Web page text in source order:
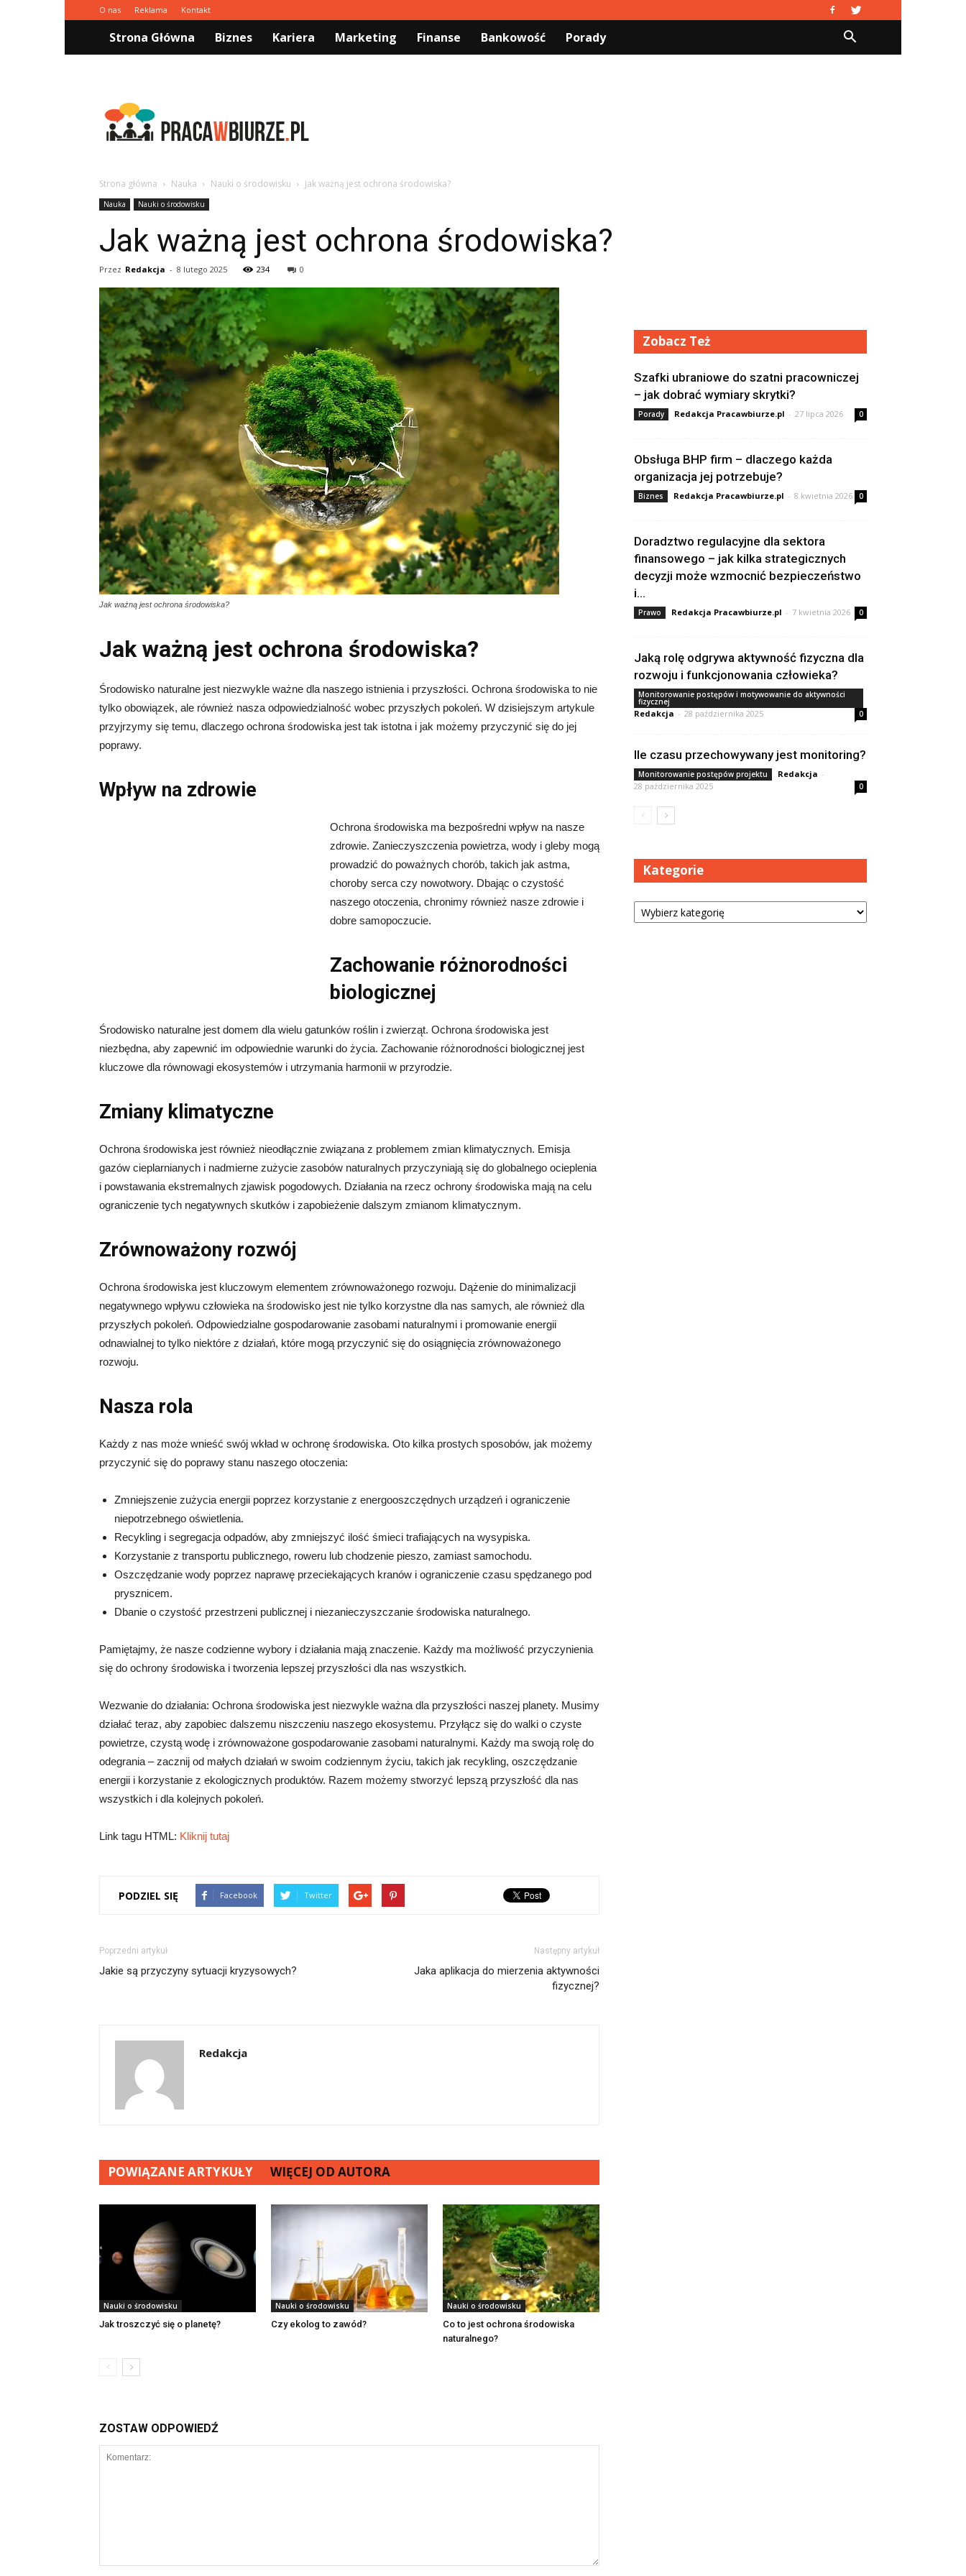
O nas Reklama Kontakt
Strona Główna Biznes Kariera Marketing Finanse Bankowość Porady
Strona główna Nauka Nauki o środowisku Jak ważną jest ochrona środowiska?
Nauka Nauki o środowisku
Jak ważną jest ochrona środowiska?
Przez Redakcja - 8 lutego 2025 234 0
Jak ważną jest ochrona środowiska?
Jak ważną jest ochrona środowiska?
Środowisko naturalne jest niezwykle ważne dla naszego istnienia i przyszłości. Ochrona środowiska to nie
tylko obowiązek, ale również nasza odpowiedzialność wobec przyszłych pokoleń. W dzisiejszym artykule
przyjrzymy się temu, dlaczego ochrona środowiska jest tak istotna i jak możemy przyczynić się do jej
poprawy.
Wpływ na zdrowie
Ochrona środowiska ma bezpośredni wpływ na nasze
zdrowie. Zanieczyszczenia powietrza, wody i gleby mogą
prowadzić do poważnych chorób, takich jak astma,
choroby serca czy nowotwory. Dbając o czystość
naszego otoczenia, chronimy również nasze zdrowie i
dobre samopoczucie.
Zachowanie różnorodności
biologicznej
Środowisko naturalne jest domem dla wielu gatunków roślin i zwierząt. Ochrona środowiska jest
niezbędna, aby zapewnić im odpowiednie warunki do życia. Zachowanie różnorodności biologicznej jest
kluczowe dla równowagi ekosystemów i utrzymania harmonii w przyrodzie.
Zmiany klimatyczne
Ochrona środowiska jest również nieodłącznie związana z problemem zmian klimatycznych. Emisja
gazów cieplarnianych i nadmierne zużycie zasobów naturalnych przyczyniają się do globalnego ocieplenia
i powstawania ekstremalnych zjawisk pogodowych. Działania na rzecz ochrony środowiska mają na celu
ograniczenie tych negatywnych skutków i zapobieżenie dalszym zmianom klimatycznym.
Zrównoważony rozwój
Ochrona środowiska jest kluczowym elementem zrównoważonego rozwoju. Dążenie do minimalizacji
negatywnego wpływu człowieka na środowisko jest nie tylko korzystne dla nas samych, ale również dla
przyszłych pokoleń. Odpowiedzialne gospodarowanie zasobami naturalnymi i promowanie energii
odnawialnej to tylko niektóre z działań, które mogą przyczynić się do osiągnięcia zrównoważonego
rozwoju.
Nasza rola
Każdy z nas może wnieść swój wkład w ochronę środowiska. Oto kilka prostych sposobów, jak możemy
przyczynić się do poprawy stanu naszego otoczenia:
Zmniejszenie zużycia energii poprzez korzystanie z energooszczędnych urządzeń i ograniczenie
niepotrzebnego oświetlenia.
Recykling i segregacja odpadów, aby zmniejszyć ilość śmieci trafiających na wysypiska.
Korzystanie z transportu publicznego, roweru lub chodzenie pieszo, zamiast samochodu.
Oszczędzanie wody poprzez naprawę przeciekających kranów i ograniczenie czasu spędzanego pod
prysznicem.
Dbanie o czystość przestrzeni publicznej i niezanieczyszczanie środowiska naturalnego.
Pamiętajmy, że nasze codzienne wybory i działania mają znaczenie. Każdy ma możliwość przyczynienia
się do ochrony środowiska i tworzenia lepszej przyszłości dla nas wszystkich.
Wezwanie do działania: Ochrona środowiska jest niezwykle ważna dla przyszłości naszej planety. Musimy
działać teraz, aby zapobiec dalszemu niszczeniu naszego ekosystemu. Przyłącz się do walki o czyste
powietrze, czystą wodę i zrównoważone gospodarowanie zasobami naturalnymi. Każdy ma swoją rolę do
odegrania – zacznij od małych działań w swoim codziennym życiu, takich jak recykling, oszczędzanie
energii i korzystanie z ekologicznych produktów. Razem możemy stworzyć lepszą przyszłość dla nas
wszystkich i dla kolejnych pokoleń.
Link tagu HTML: Kliknij tutaj
PODZIEL SIĘ Facebook Twitter
Poprzedni artykuł
Jakie są przyczyny sytuacji kryzysowych?
Następny artykuł
Jaka aplikacja do mierzenia aktywności
fizycznej?
Redakcja
POWIĄZANE ARTYKUŁY WIĘCEJ OD AUTORA
Nauki o środowisku
Jak troszczyć się o planetę?
Nauki o środowisku
Czy ekolog to zawód?
Nauki o środowisku
Co to jest ochrona środowiska
naturalnego?
ZOSTAW ODPOWIEDŹ
Zobacz Też
Szafki ubraniowe do szatni pracowniczej
– jak dobrać wymiary skrytki?
Porady Redakcja Pracawbiurze.pl - 27 lipca 2026 0
Obsługa BHP firm – dlaczego każda
organizacja jej potrzebuje?
Biznes Redakcja Pracawbiurze.pl - 8 kwietnia 2026 0
Doradztwo regulacyjne dla sektora
finansowego – jak kilka strategicznych
decyzji może wzmocnić bezpieczeństwo
i...
Prawo Redakcja Pracawbiurze.pl - 7 kwietnia 2026 0
Jaką rolę odgrywa aktywność fizyczna dla
rozwoju i funkcjonowania człowieka?
Monitorowanie postępów i motywowanie do aktywności
fizycznej
Redakcja - 28 października 2025 0
Ile czasu przechowywany jest monitoring?
Monitorowanie postępów projektu Redakcja -
28 października 2025
0
Kategorie
Kategorie